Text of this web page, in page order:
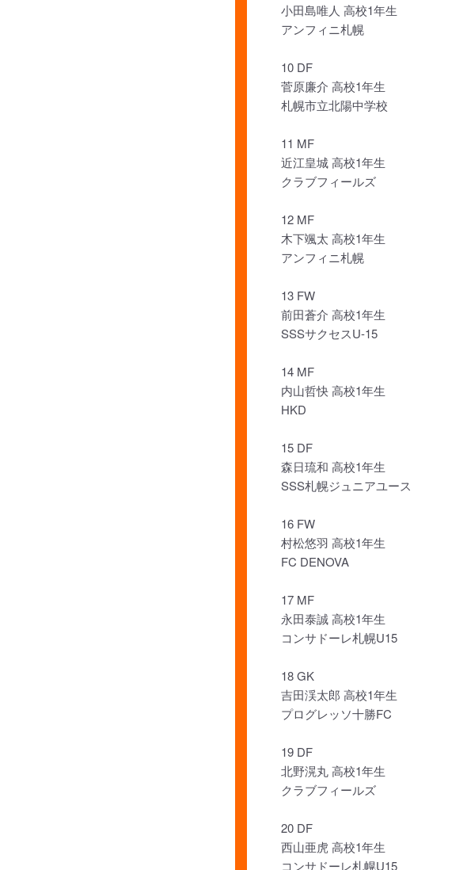
小田島唯人 高校1年生
アンフィニ札幌
10 DF
菅原廉介 高校1年生
札幌市立北陽中学校
11 MF
近江皇城 高校1年生
クラブフィールズ
12 MF
木下颯太 高校1年生
アンフィニ札幌
13 FW
前田蒼介 高校1年生
SSSサクセスU-15
14 MF
内山哲快 高校1年生
HKD
15 DF
森日琉和 高校1年生
SSS札幌ジュニアユース
16 FW
村松悠羽 高校1年生
FC DENOVA
17 MF
永田泰誠 高校1年生
コンサドーレ札幌U15
18 GK
吉田渓太郎 高校1年生
プログレッソ十勝FC
19 DF
北野滉丸 高校1年生
クラブフィールズ
20 DF
西山亜虎 高校1年生
コンサドーレ札幌U15